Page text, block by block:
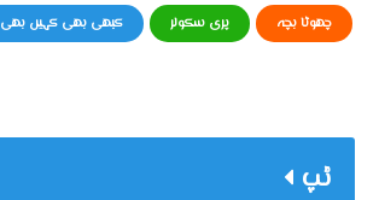
چھوٹا بچہ پری سکولر کبھی بھی کہیں بھی
ٹپ